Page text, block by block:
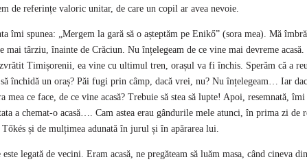
de referințe valoric unitar, de care un copil ar avea nevoie.
îmi spunea: „Mergem la gară să o așteptăm pe Enikő” (sora mea). Mă
mai târziu, înainte de Crăciun. Nu înțelegeam de ce vine mai devreme acasă.
Timișorenii, ea vine cu ultimul tren, orașul va fi închis. Sperăm că a
închidă un oraș? Păi fugi prin câmp, dacă vrei, nu? Nu înțelegeam… Iar
ce face, de ce vine acasă? Trebuie să stea să lupte! Apoi, resemnată, îmi
a chemat-o acasă…. Cam astea erau gândurile mele atunci, în prima zi de
și de mulțimea adunată în jurul și în apărarea lui.
legată de vecini. Eram acasă, ne pregăteam să luăm masa, când cineva